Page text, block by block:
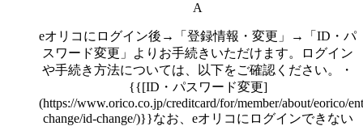
A
eオリコにログイン後→「登録情報・変更」→「ID・パ
スワード変更」よりお手続きいただけます。ログイン
や手続き方法については、以下をご確認ください。・
{{[ID・パスワード変更]
(https://www.orico.co.jp/creditcard/for/member/about/eorico/
change/id-change/)}}なお、eオリコにログインできない